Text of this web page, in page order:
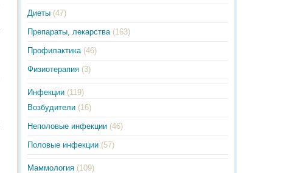
Диеты (47)
Препараты, лекарства (163)
Профилактика (46)
Физиотерапия (3)
Инфекции (119)
Возбудители (16)
Неполовые инфекции (46)
Половые инфекции (57)
Маммология (109)